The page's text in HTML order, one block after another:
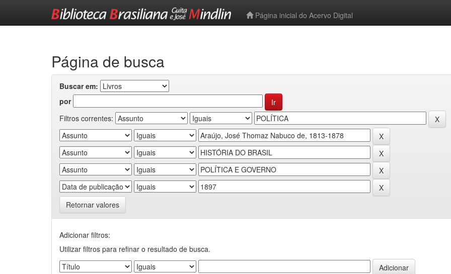
Página inicial do Acervo Digital
Página de busca
Buscar em:
por
Filtros correntes:
Retornar valores
Adicionar filtros:
Utilizar filtros para refinar o resultado de busca.